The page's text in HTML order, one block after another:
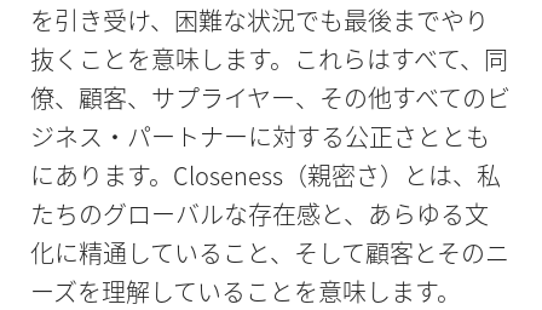
を引き受け、困難な状況でも最後までやり
抜くことを意味します。これらはすべて、同
僚、顧客、サプライヤー、その他すべてのビ
ジネス・パートナーに対する公正さととも
にあります。Closeness（親密さ）とは、私
たちのグローバルな存在感と、あらゆる文
化に精通していること、そして顧客とそのニ
ーズを理解していることを意味します。